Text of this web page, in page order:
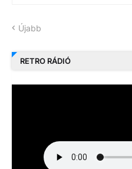
Újabb
RETRO RÁDIÓ